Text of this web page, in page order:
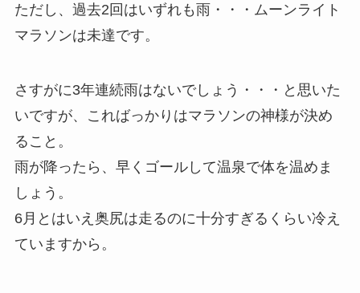
ただし、過去2回はいずれも雨・・・ムーンライト
マラソンは未達です。
さすがに3年連続雨はないでしょう・・・と思いた
いですが、こればっかりはマラソンの神様が決め
ること。
雨が降ったら、早くゴールして温泉で体を温めま
しょう。
6月とはいえ奥尻は走るのに十分すぎるくらい冷え
ていますから。